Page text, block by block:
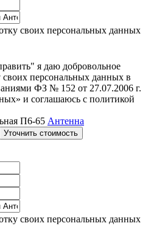
своих персональных данных
я даю добровольное
своих персональных данных в
ФЗ № 152 от 27.07.2006 г.
и соглашаюсь с политикой
Антенна
Уточнить стоимость
своих персональных данных